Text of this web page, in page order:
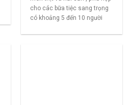
cho các bữa tiệc sang trọng
có khoảng 5 đến 10 người